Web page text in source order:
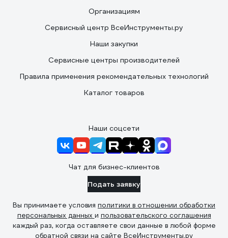
Организациям
Сервисный центр ВсеИнструменты.ру
Наши закупки
Сервисные центры производителей
Правила применения рекомендательных технологий
Каталог товаров
Наши соцсети
Чат для бизнес-клиентов
Подать заявку
Вы принимаете условия политики в отношении обработки
персональных данных и пользовательского соглашения
каждый раз, когда оставляете свои данные в любой форме
обратной связи на сайте ВсеИнструменты.ру